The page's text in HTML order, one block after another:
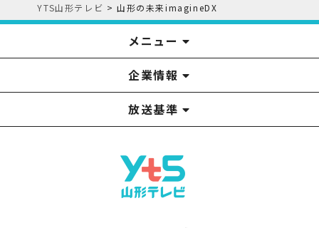
YTS山形テレビ >山形の未来imagineDX
メニュー
YTSニュース
番組
アナウンサー
プレゼント
イベント
みるるん星人
YTS見学ツアー
番組表
お問い合わせ
企業情報
企業情報
役員構成
YTS山形テレビ SDGs 宣言
採用情報
山形テレビ人権方針
山形テレビ国民保護業務計画提出文
個人情報基本方針
情報セキュリティ基本方針
視聴データの取扱いについて
系列局一覧
中継局一覧
放送基準